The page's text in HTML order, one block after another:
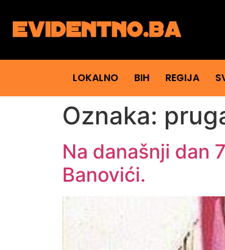
LOKALNO BIH REGIJA
Oznaka:
Na današnji dan
Banovići.